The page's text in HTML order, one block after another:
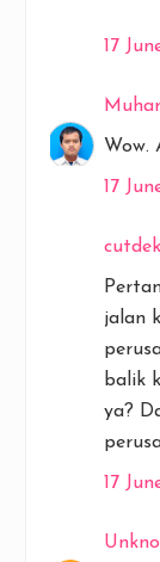
17
Wow.
17
jalan
balik
ya?
17